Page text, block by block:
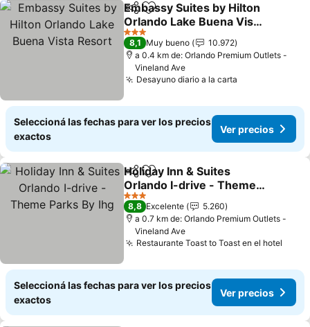
CompartirAñadir a favoritos
Embassy Suites by Hilton
Orlando Lake Buena Vista
Resort
3 Estrellas
8,1 Muy bueno
10.972
a 0.4 km de: Orlando Premium Outlets -
Vineland Ave
Desayuno diario a la carta
Seleccioná las fechas para ver los precios
exactos
Ver precios
CompartirAñadir a favoritos
Holiday Inn & Suites
Orlando I-drive - Theme
Parks By Ihg
3 Estrellas
8,8 Excelente
5.260
a 0.7 km de: Orlando Premium Outlets -
Vineland Ave
Restaurante Toast to Toast en el hotel
Seleccioná las fechas para ver los precios
exactos
Ver precios